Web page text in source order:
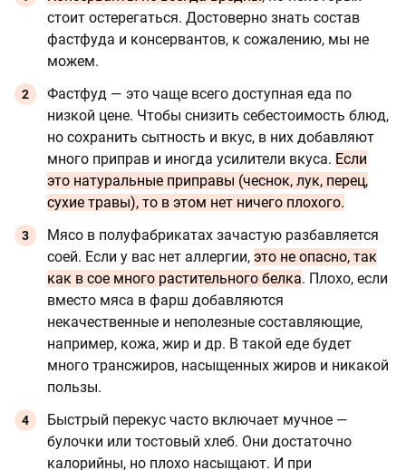
стоит остерегаться. Достоверно знать состав
фастфуда и консервантов, к сожалению, мы не
можем.
Фастфуд — это чаще всего доступная еда по
низкой цене. Чтобы снизить себестоимость блюд,
но сохранить сытность и вкус, в них добавляют
много приправ и иногда усилители вкуса. Если
это натуральные приправы (чеснок, лук, перец,
сухие травы), то в этом нет ничего плохого.
Мясо в полуфабрикатах зачастую разбавляется
соей. Если у вас нет аллергии, это не опасно, так
как в сое много растительного белка. Плохо, если
вместо мяса в фарш добавляются
некачественные и неполезные составляющие,
например, кожа, жир и др. В такой еде будет
много трансжиров, насыщенных жиров и никакой
пользы.
Быстрый перекус часто включает мучное —
булочки или тостовый хлеб. Они достаточно
калорийны, но плохо насыщают. И при